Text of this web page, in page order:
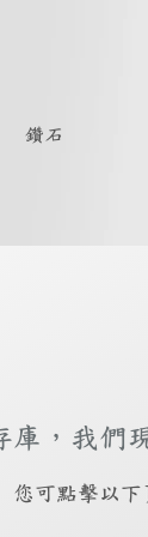
鑽石
庫，我們
您可點擊以下